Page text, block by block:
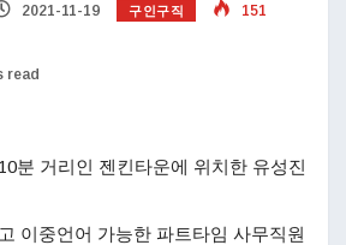
2021-11-19 구인구직 151
read
분 거리인 젠킨타운에 위치한 유성진
이중언어 가능한 파트타임 사무직원